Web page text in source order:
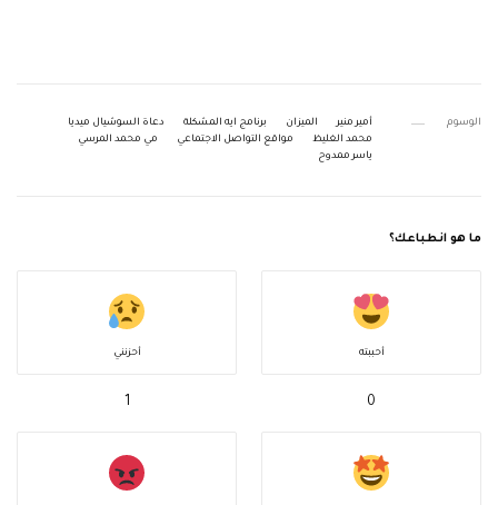
الوسوم أمير منير الميزان برنامج ايه المشكلة
دعاة السوشيال ميديا
محمد الغليظ
مواقع التواصل الاجتماعي
مي محمد المرسي
ياسر ممدوح
ما هو انطباعك؟
أحببته
0
أحزنني
1